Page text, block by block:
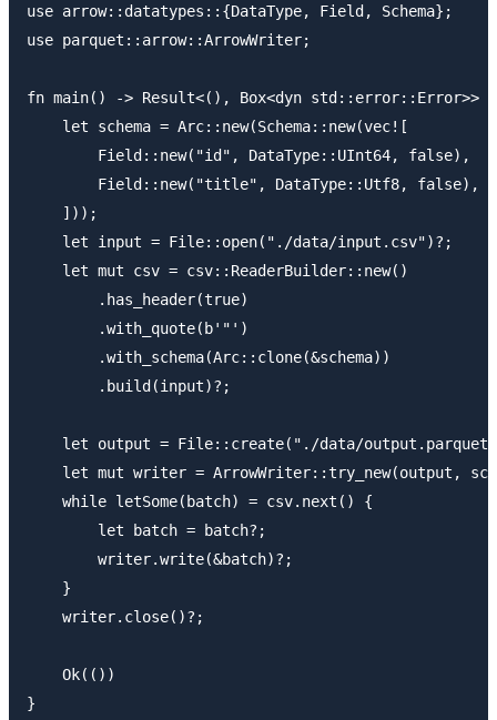
use arrow::datatypes::{DataType, Field, Schema};
use parquet::arrow::ArrowWriter;
fn main() -> Result<(), Box<dyn std::error::Error>> {
    let schema = Arc::new(Schema::new(vec![
        Field::new("id", DataType::UInt64, false),
        Field::new("title", DataType::Utf8, false),
    ]));
    let input = File::open("./data/input.csv")?;
    let mut csv = csv::ReaderBuilder::new()
        .has_header(true)
        .with_quote(b'"')
        .with_schema(Arc::clone(&schema))
        .build(input)?;
let output = File::create("./data/
let mut writer = ArrowWriter::try_new(output,
    while letSome(batch) = csv.next() {
        let batch = batch?;
        writer.write(&batch)?;
    }
    writer.close()?;
    Ok(())